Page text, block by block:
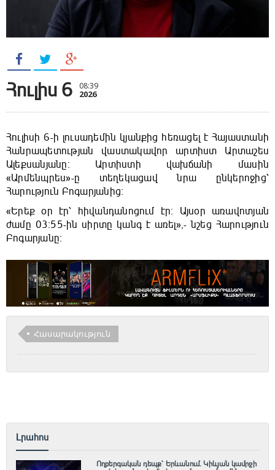
Հուլիս 6 08:39
2026
Հուլիսի 6-ի լուսադեմին կյանքից հեռացել է Հայաստանի
Հանրապետության վաստակավոր արտիստ Արտաշես
Ալեքսանյանը։ Արտիստի վախճանի մասին
«Արմենպրես»-ը տեղեկացավ նրա ընկերոջից՝
Հարություն Բոգարյանից։
«Երեք օր էր՝ հիվանդանոցում էր։ Այսօր առավոտյան
ժամը 03։55-ին սիրտը կանգ է առել»,- նշեց Հարություն
Բոգարյանը։
Հասարակություն
Լրահոս
Ողբերգական դեպք՝ Երևանում․ Կիևյան կամրջի